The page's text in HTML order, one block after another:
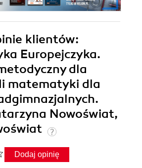
klientów:
Europejczyka.
dla
matematyki dla
Nowoświat,
Dodaj opinię